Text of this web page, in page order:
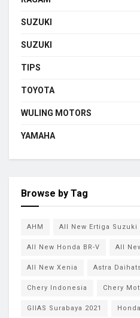
SUZUKI
SUZUKI
TIPS
TOYOTA
WULING MOTORS
YAMAHA
Browse by Tag
AHM All New Ertiga Suzuki
All New Honda BR-V All
All New Xenia Astra
Chery Indonesia Chery
GIIAS Surabaya 2021